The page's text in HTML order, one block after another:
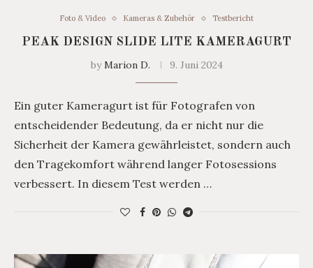
Foto & Video Kameras & Zubehör Testbericht
PEAK DESIGN SLIDE LITE KAMERAGURT
byMarion D. 9. Juni 2024
Ein guter Kameragurt ist für Fotografen von
entscheidender Bedeutung, da er nicht nur die
Sicherheit der Kamera gewährleistet, sondern auch
den Tragekomfort während langer Fotosessions
verbessert. In diesem Test werden …